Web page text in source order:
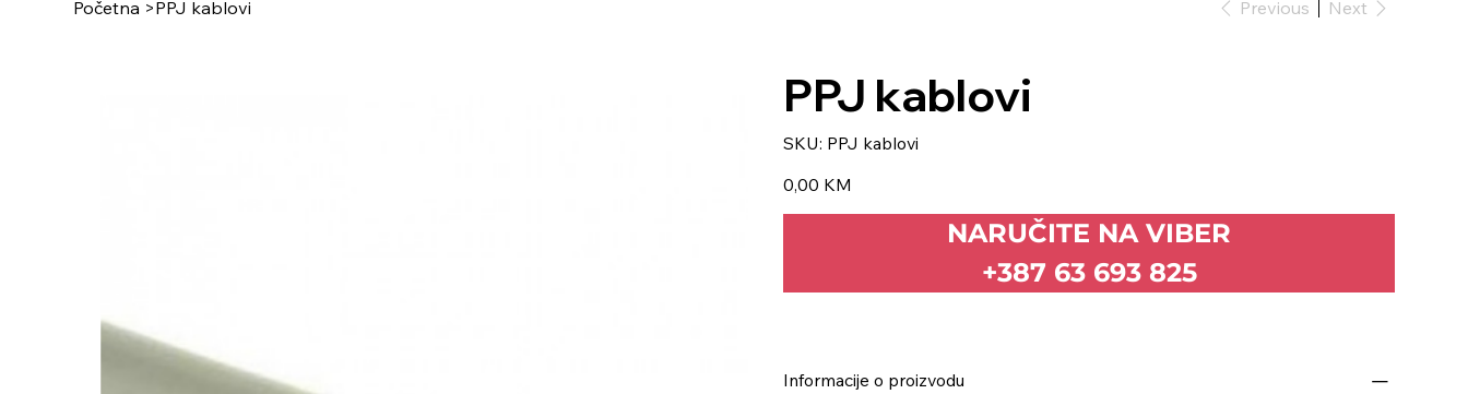
Početna >PPJ kablovi Previous Next
PPJ kablovi
SKU: SKU
PPJ
PPJ kablovi
0,00 KM
NARUČITE NA VIBER
+387 63 693 825
Informacije o proizvodu